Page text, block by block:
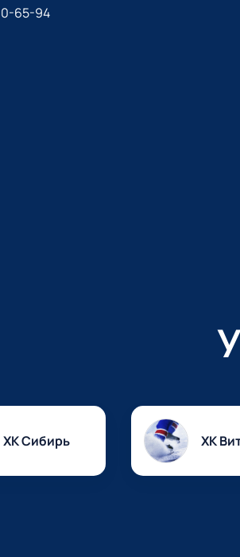
65-94
ХК Сибирь ХК